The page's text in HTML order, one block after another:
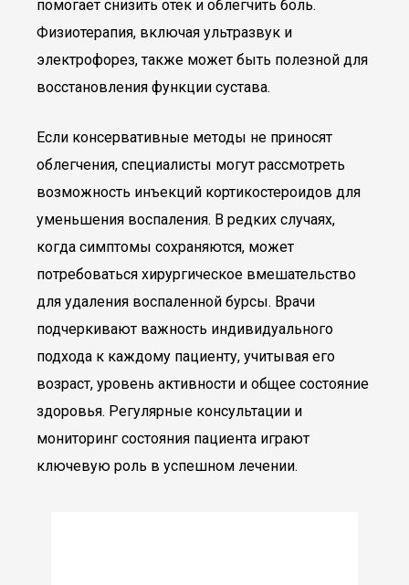
помогает снизить отек и облегчить боль.
Физиотерапия, включая ультразвук и
электрофорез, также может быть полезной для
восстановления функции сустава.
Если консервативные методы не приносят
облегчения, специалисты могут рассмотреть
возможность инъекций кортикостероидов для
уменьшения воспаления. В редких случаях,
когда симптомы сохраняются, может
потребоваться хирургическое вмешательство
для удаления воспаленной бурсы. Врачи
подчеркивают важность индивидуального
подхода к каждому пациенту, учитывая его
возраст, уровень активности и общее состояние
здоровья. Регулярные консультации и
мониторинг состояния пациента играют
ключевую роль в успешном лечении.